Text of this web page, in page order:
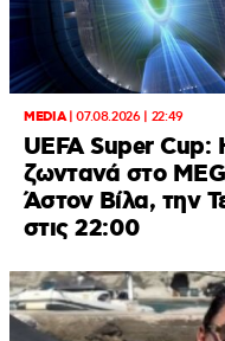
MEDIA|07.08.2026 | 22:49
UEFA Super Cup:
ζωντανά στο
Άστον Βίλα, την
στις 22:00